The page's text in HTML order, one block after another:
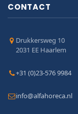
CONTACT
Drukkersweg 10
2031 EE Haarlem
+31 (0)23-576 9984
info@alfahoreca.nl